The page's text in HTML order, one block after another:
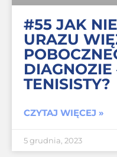
#55 JAK
URAZU
DIAGNOZIE
TENISISTY?
CZYTAJ WIĘCEJ »
5 grudnia, 2023